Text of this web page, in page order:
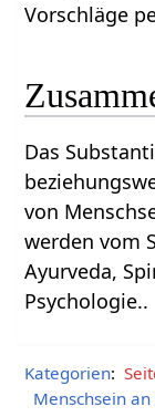
Vorschläge
Das Substantiv
von
werden vom
Ayurveda,
Psychologie..
Kategorien:
Menschsein an